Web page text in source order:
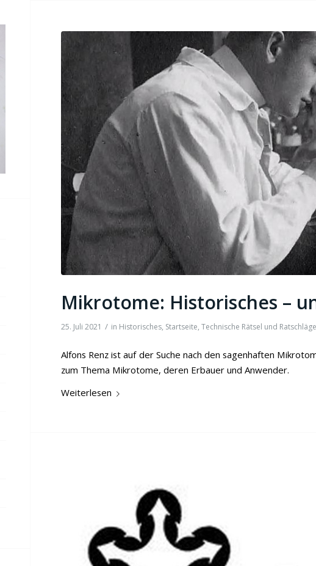
Mikrotome: Historisches –
25. Juli 2021 / in Historisches, Startseite, Technische Rätsel und Ratschläge
Alfons Renz ist auf der Suche nach den sagenhaften
zum Thema Mikrotome, deren Erbauer und Anwender.
Weiterlesen